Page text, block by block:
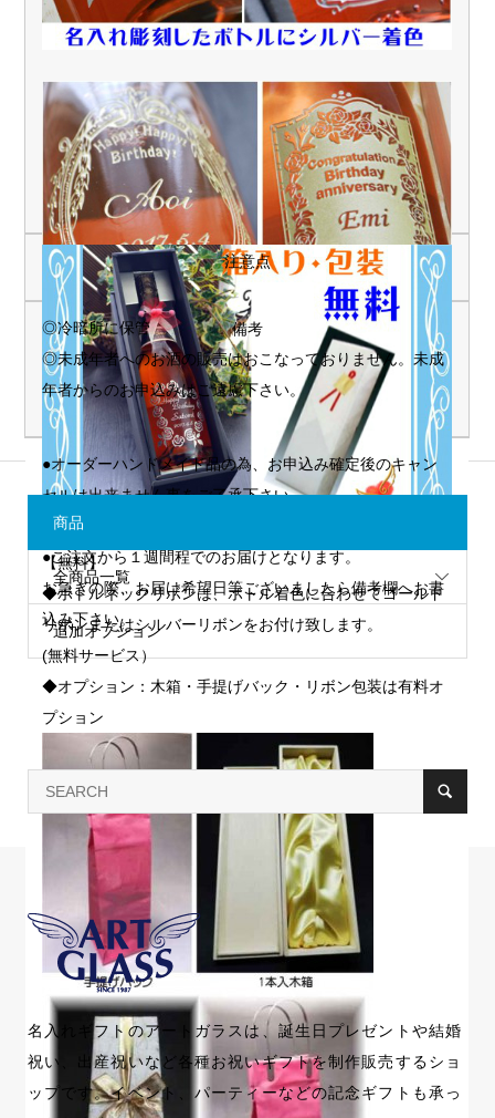
↑黒ギフト化粧箱・シールリボン付きラッピング包装は
【無料】
◆ボトルネックリボンは、ボトル着色に合わせてゴールド
リボンまたはシルバーリボンをお付け致します。
(無料サービス）
◆オプション：木箱・手提げバック・リボン包装は有料オ
プション
注意点
◎冷暗所に保管
◎未成年者へのお酒の販売はおこなっておりません。未成
年者からのお申込みはご遠慮下さい。
備考
●オーダーハンドメイド品の為、お申込み確定後のキャン
セルは出来ません事をご了承下さい。
●ご注文から１週間程でのお届けとなります。
お急ぎの際、お届け希望日等ございましたら備考欄へお書
込み下さい。
商品
全商品一覧
追加オプション
名入れギフトのアートガラスは、誕生日プレゼントや結婚
祝い、出産祝いなど各種お祝いギフトを制作販売するショ
ップです。イベント、パーティーなどの記念ギフトも承っ